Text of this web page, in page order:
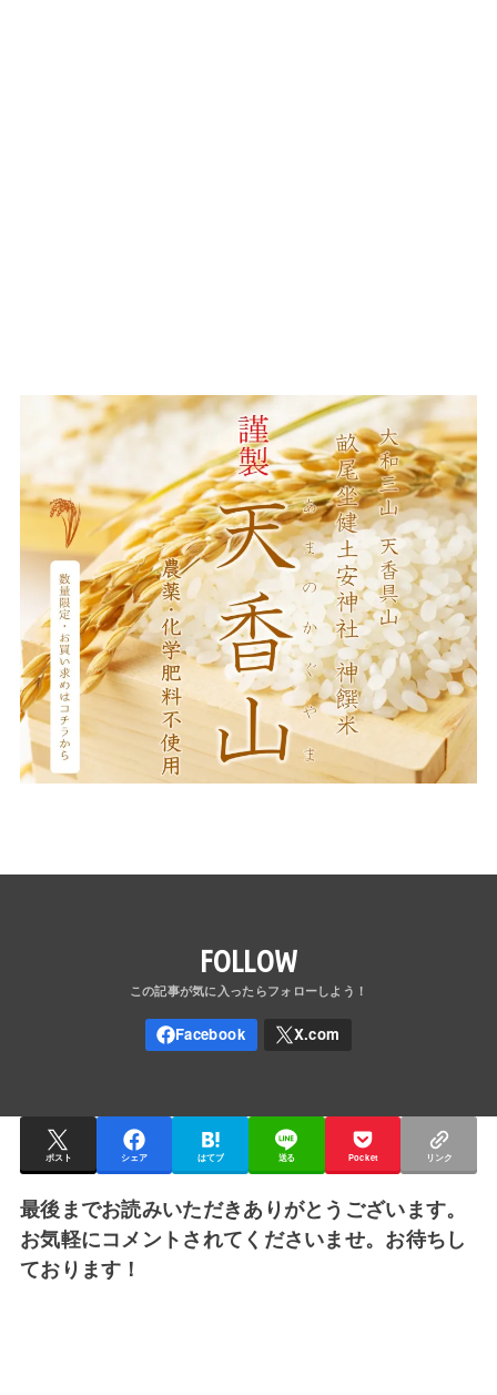
FOLLOW
ポスト シェア はてブ 送る Pocket リンク
最後までお読みいただきありがとうございます。
お気軽にコメントされてくださいませ。お待ちし
ております！